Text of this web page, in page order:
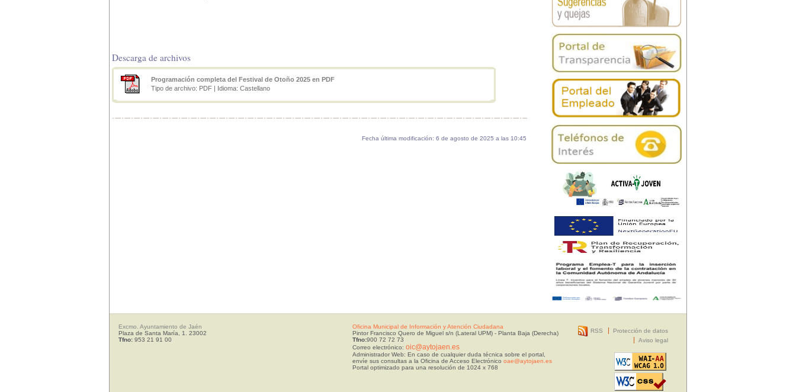
Descarga de archivos
Programación completa del Festival de Otoño 2025 en PDF
Tipo de archivo: PDF | Idioma: Castellano
Fecha última modificación: 6 de agosto de 2025 a las 10:45
Excmo. Ayuntamiento de Jaén
Plaza de Santa María, 1. 23002
Tfno: 953 21 91 00
Oficina Municipal de Información y Atención Ciudadana
Pintor Francisco Quero de Miguel s/n (Lateral UPM) - Planta Baja (Derecha)
Tfno:900 72 72 73
Correo electrónico: oic@aytojaen.es
Administrador Web: En caso de cualquier duda técnica sobre el portal,
envíe sus consultas a la Oficina de Acceso Electrónico oae@aytojaen.es
Portal optimizado para una resolución de 1024 x 768
RSS
Protección de datos
Aviso legal